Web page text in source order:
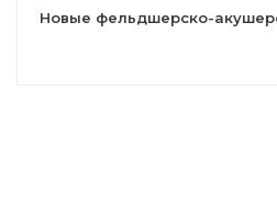
Новые фельдшерско-